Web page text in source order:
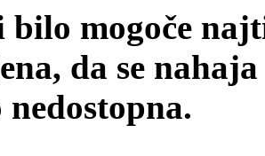
bilo mogoče
da se